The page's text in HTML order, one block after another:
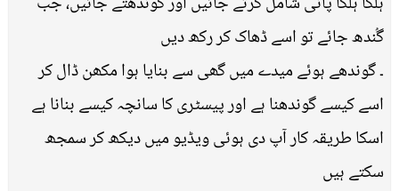
گُندھ جائے تو اسے ڈھاک کر رکھ دیں
۔ گوندھے ہوئے میدے میں گھی سے بنایا ہوا مکھن ڈال کر
اسے کیسے گوندھنا ہے اور پیسٹری کا سانچہ کیسے بنانا ہے
اسکا طریقہ کار آپ دی ہوئی ویڈیو میں دیکھ کر سمجھ
سکتے ہیں